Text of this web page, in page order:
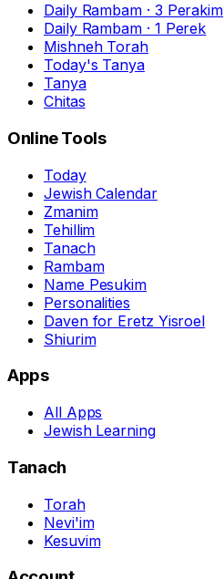
Daily Rambam · 3 Perakim
Daily Rambam · 1 Perek
Mishneh Torah
Today's Tanya
Tanya
Chitas
Online Tools
Today
Jewish Calendar
Zmanim
Tehillim
Tanach
Rambam
Name Pesukim
Personalities
Daven for Eretz Yisroel
Shiurim
Apps
All Apps
Jewish Learning
Tanach
Torah
Nevi'im
Kesuvim